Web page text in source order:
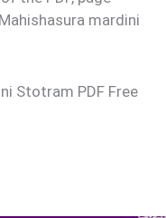
mardini
Stotram PDF Free